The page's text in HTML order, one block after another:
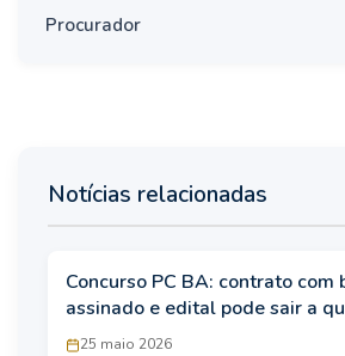
Procurador
Notícias relacionadas
Concurso PC BA: contrato com
assinado e edital pode sair a
momento
25 maio 2026